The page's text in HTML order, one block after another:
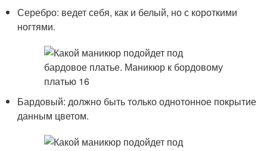
Серебро: ведет себя, как и белый, но с короткими
ногтями.
Бардовый: должно быть только однотонное покрытие
данным цветом.